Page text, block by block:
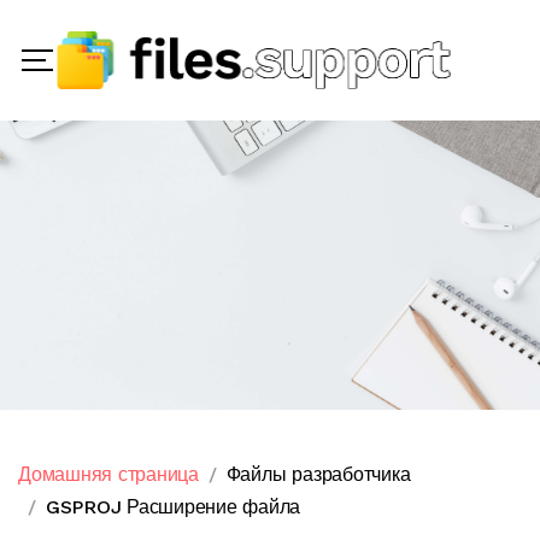
Домашняя страница
Файлы разработчика
GSPROJ Расширение файла